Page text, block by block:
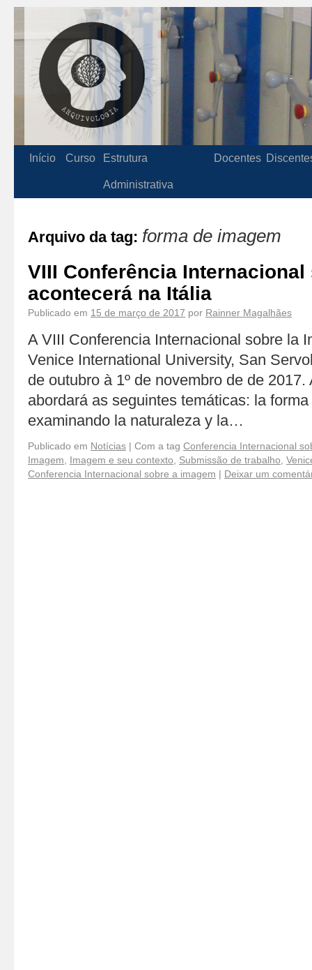
Início Curso Estrutura
Administrativa
Docentes
Arquivo da tag: forma de imagem
VIII Conferência Internacional
acontecerá na Itália
Publicado em 15 de março de 2017 por Rainner Magalhães
A VIII Conferencia Internacional sobre la
Venice International University, San
de outubro à 1º de novembro de de 2017.
abordará as seguintes temáticas: la
examinando la naturaleza y la…
Publicado em Notícias | Com a tag Conferencia Internacional
Imagem
Imagem e seu contexto Submissão de trabalho
Conferencia Internacional sobre a imagem | Deixar um